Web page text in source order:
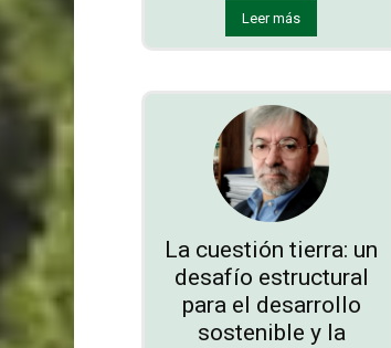
Leer más
La cuestión tierra: un
desafío estructural
para el desarrollo
sostenible y la